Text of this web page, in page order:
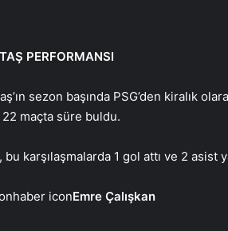
PERFORMANSI
sezon başında PSG’den kiralık
maçta süre buldu.
bu karşılaşmalarda 1 gol attı ve 2 asist
Emre Çalışkan